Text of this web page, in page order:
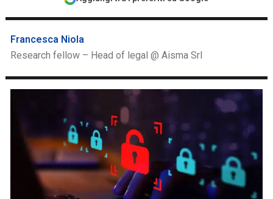
Francesca Niola
Research fellow – Head of legal @ Aisma Srl